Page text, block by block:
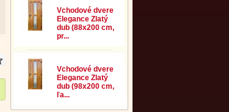
Vchodové dvere
Elegance Zlatý
dub (88x200 cm,
pr...
Vchodové dvere
Elegance Zlatý
dub (98x200 cm,
ľa...